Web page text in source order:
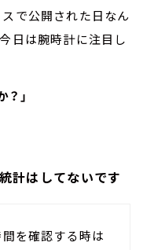
で公開された日なん
日は腕時計に注目し
」
計はしてないです
間を確認する時は